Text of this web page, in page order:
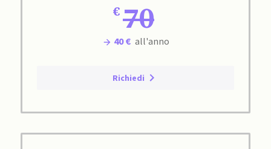
70
40 € all'anno
Richiedi